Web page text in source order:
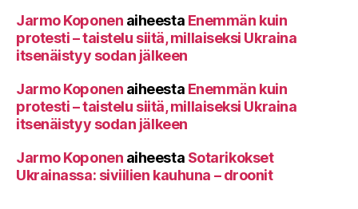
Jarmo Koponen aiheesta Enemmän kuin
protesti – taistelu siitä, millaiseksi Ukraina
itsenäistyy sodan jälkeen
Jarmo Koponen aiheesta Enemmän kuin
protesti – taistelu siitä, millaiseksi Ukraina
itsenäistyy sodan jälkeen
Jarmo Koponen aiheesta Sotarikokset
Ukrainassa: siviilien kauhuna – droonit